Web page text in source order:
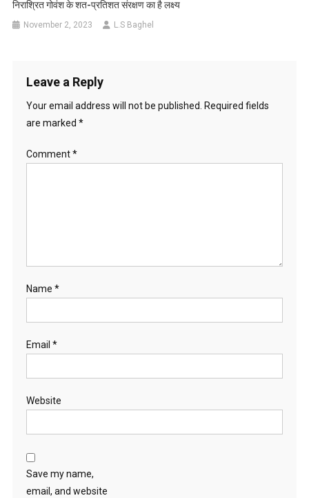
निराश्रित गोवंश के शत-प्रतिशत संरक्षण का है लक्ष्य
November 2, 2023 L.S Baghel
Leave a Reply
Your email address will not be published.
Required fields
are marked *
Comment*
Name *
Email *
Website
Save my name,
email, and website